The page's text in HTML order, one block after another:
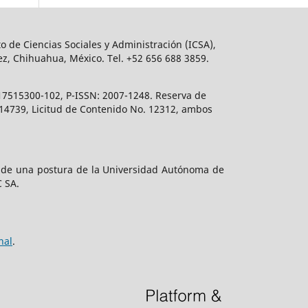
Ciencias Sociales y Administración (ICSA),
Chihuahua, México. Tel. +52 656 688 3859.
102, P-ISSN: 2007-1248. Reserva de
Licitud de Contenido No. 12312, ambos
una postura de la Universidad Autónoma de
.